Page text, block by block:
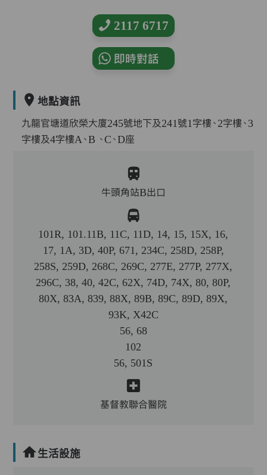
2117 6717
即時對話
地點資訊
九龍官塘道欣榮大廈245號地下及241號1字樓、2字樓、3
字樓及4字樓A、B 、C、D座
牛頭角站B出口
101R, 101.11B, 11C, 11D, 14, 15, 15X, 16,
17, 1A, 3D, 40P, 671, 234C, 258D, 258P,
258S, 259D, 268C, 269C, 277E, 277P, 277X,
296C, 38, 40, 42C, 62X, 74D, 74X, 80, 80P,
80X, 83A, 839, 88X, 89B, 89C, 89D, 89X,
93K, X42C
56, 68
102
56, 501S
基督教聯合醫院
生活設施